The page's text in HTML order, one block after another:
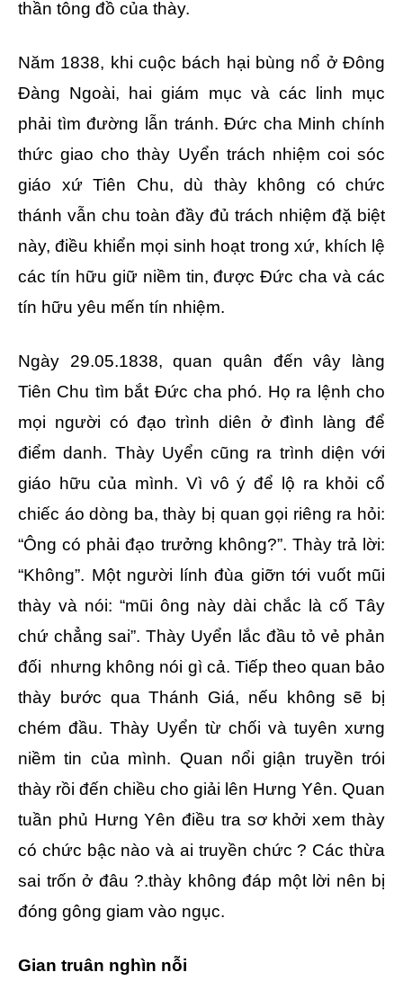
thần tông đồ của thày.
Năm 1838, khi cuộc bách hại bùng nổ ở Đông
Đàng Ngoài, hai giám mục và các linh mục
phải tìm đường lẫn tránh. Đức cha Minh chính
thức giao cho thày Uyển trách nhiệm coi sóc
giáo xứ Tiên Chu, dù thày không có chức
thánh vẫn chu toàn đầy đủ trách nhiệm đặ biệt
này, điều khiển mọi sinh hoạt trong xứ, khích lệ
các tín hữu giữ niềm tin, được Đức cha và các
tín hữu yêu mến tín nhiệm.
Ngày 29.05.1838, quan quân đến vây làng
Tiên Chu tìm bắt Đức cha phó. Họ ra lệnh cho
mọi người có đạo trình diên ở đình làng để
điểm danh. Thày Uyển cũng ra trình diện với
giáo hữu của mình. Vì vô ý để lộ ra khỏi cổ
chiếc áo dòng ba, thày bị quan gọi riêng ra hỏi:
“Ông có phải đạo trưởng không?”. Thày trả lời:
“Không”. Một người lính đùa giỡn tới vuốt mũi
thày và nói: “mũi ông này dài chắc là cố Tây
chứ chẳng sai”. Thày Uyển lắc đầu tỏ vẻ phản
đối nhưng không nói gì cả. Tiếp theo quan bảo
thày bước qua Thánh Giá, nếu không sẽ bị
chém đầu. Thày Uyển từ chối và tuyên xưng
niềm tin của mình. Quan nổi giận truyền trói
thày rồi đến chiều cho giải lên Hưng Yên. Quan
tuần phủ Hưng Yên điều tra sơ khởi xem thày
có chức bậc nào và ai truyền chức ? Các thừa
sai trốn ở đâu ?.thày không đáp một lời nên bị
đóng gông giam vào ngục.
Gian truân nghìn nỗi